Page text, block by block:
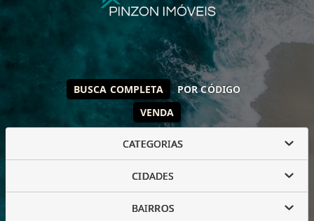
VENDA
BUSCA COMPLETA POR CÓDIGO
CATEGORIAS
CIDADES
BAIRROS